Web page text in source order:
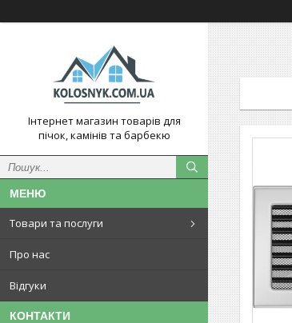
Інтернет магазин товарів для
пічок, камінів та барбекю
Товари та послуги
Про нас
Відгуки
КОНТАКТИ